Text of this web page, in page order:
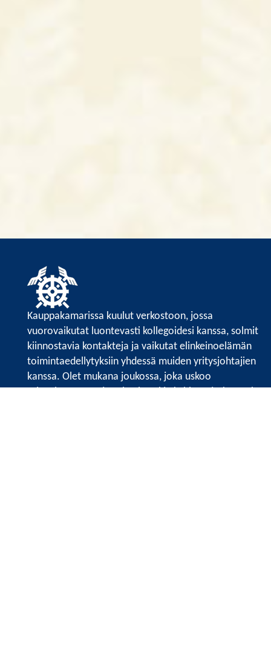
Kauppakamarissa kuulut verkostoon, jossa
vuorovaikutat luontevasti kollegoidesi kanssa, solmit
kiinnostavia kontakteja ja vaikutat elinkeinoelämän
toimintaedellytyksiin yhdessä muiden yritysjohtajien
kanssa. Olet mukana joukossa, joka uskoo